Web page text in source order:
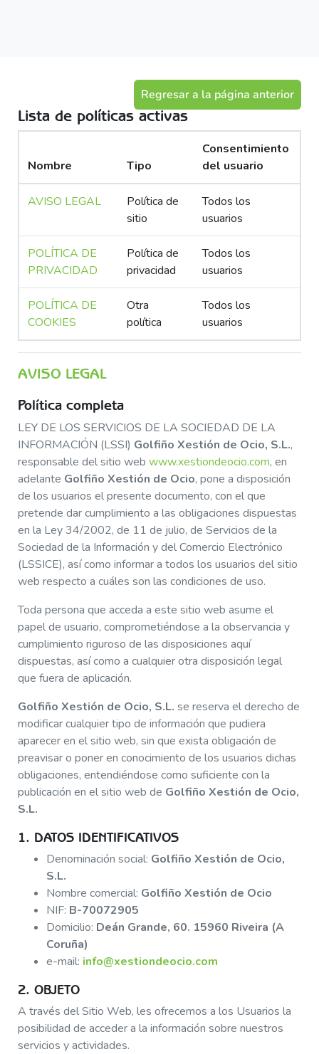
Regresar a la página anterior
Lista de políticas activas
Nombre Tipo
Consentimiento
del usuario
AVISO LEGAL
Política de
sitio
Todos los
usuarios
POLÍTICA DE
PRIVACIDAD
Política de
privacidad
Todos los
usuarios
POLÍTICA DE
COOKIES
Otra
política
Todos los
usuarios
AVISO LEGAL
Política completa
LEY DE LOS SERVICIOS DE LA SOCIEDAD DE LA
INFORMACIÓN (LSSI) Golfiño Xestión de Ocio, S.L.,
responsable del sitio web www.xestiondeocio.com, en
adelante Golfiño Xestión de Ocio, pone a disposición
de los usuarios el presente documento, con el que
pretende dar cumplimiento a las obligaciones dispuestas
en la Ley 34/2002, de 11 de julio, de Servicios de la
Sociedad de la Información y del Comercio Electrónico
(LSSICE), así como informar a todos los usuarios del sitio
web respecto a cuáles son las condiciones de uso.
Toda persona que acceda a este sitio web asume el
papel de usuario, comprometiéndose a la observancia y
cumplimiento riguroso de las disposiciones aquí
dispuestas, así como a cualquier otra disposición legal
que fuera de aplicación.
Golfiño Xestión de Ocio, S.L. se reserva el derecho de
modificar cualquier tipo de información que pudiera
aparecer en el sitio web, sin que exista obligación de
preavisar o poner en conocimiento de los usuarios dichas
obligaciones, entendiéndose como suficiente con la
publicación en el sitio web de Golfiño Xestión de Ocio,
S.L.
1. DATOS IDENTIFICATIVOS
Denominación social: Golfiño Xestión de Ocio,
S.L.
Nombre comercial: Golfiño Xestión de Ocio
NIF: B-70072905
Domicilio: Deán Grande, 60. 15960 Riveira (A
Coruña)
e-mail: info@xestiondeocio.com
2. OBJETO
A través del Sitio Web, les ofrecemos a los Usuarios la
posibilidad de acceder a la información sobre nuestros
servicios y actividades.